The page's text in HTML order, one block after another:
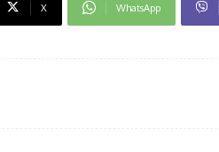
X WhatsApp